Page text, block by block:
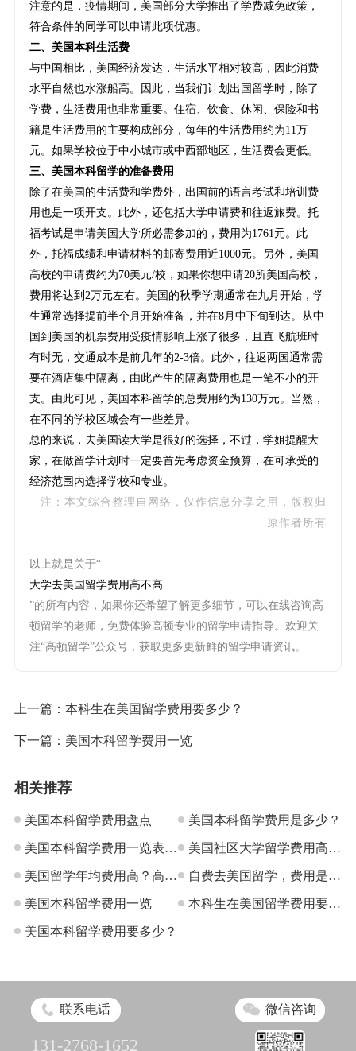
注意的是，疫情期间，美国部分大学推出了学费减免政策，
符合条件的同学可以申请此项优惠。
二、美国本科生活费
与中国相比，美国经济发达，生活水平相对较高，因此消费
水平自然也水涨船高。因此，当我们计划出国留学时，除了
学费，生活费用也非常重要。住宿、饮食、休闲、保险和书
籍是生活费用的主要构成部分，每年的生活费用约为11万
元。如果学校位于中小城市或中西部地区，生活费会更低。
三、美国本科留学的准备费用
除了在美国的生活费和学费外，出国前的语言考试和培训费
用也是一项开支。此外，还包括大学申请费和往返旅费。托
福考试是申请美国大学所必需参加的，费用为1761元。此
外，托福成绩和申请材料的邮寄费用近1000元。另外，美国
高校的申请费约为70美元/校，如果你想申请20所美国高校，
费用将达到2万元左右。美国的秋季学期通常在九月开始，学
生通常选择提前半个月开始准备，并在8月中下旬到达。从中
国到美国的机票费用受疫情影响上涨了很多，且直飞航班时
有时无，交通成本是前几年的2-3倍。此外，往返两国通常需
要在酒店集中隔离，由此产生的隔离费用也是一笔不小的开
支。由此可见，美国本科留学的总费用约为130万元。当然，
在不同的学校区域会有一些差异。
总的来说，去美国读大学是很好的选择，不过，学姐提醒大
家，在做留学计划时一定要首先考虑资金预算，在可承受的
经济范围内选择学校和专业。
注：本文综合整理自网络，仅作信息分享之用，版权归
原作者所有
以上就是关于“
大学去美国留学费用高不高
”的所有内容，如果你还希望了解更多细节，可以在线咨询高
顿留学的老师，免费体验高顿专业的留学申请指导。欢迎关
注“高顿留学”公众号，获取更多更新鲜的留学申请资讯。
上一篇： 本科生在美国留学费用要多少？
下一篇： 美国本科留学费用一览
相关推荐
美国本科留学费用盘点 美国本科留学费用是多少？
美国本科留学费用一览表，
速看！
美国社区大学留学费用高不
高？
美国留学年均费用高？高性
价比学校推荐
自费去美国留学，费用是多
少？
美国本科留学费用一览 本科生在美国留学费用要多
美国本科留学费用要多少？
联系电话
131-2768-1652
微信咨询